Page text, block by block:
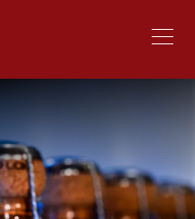
language